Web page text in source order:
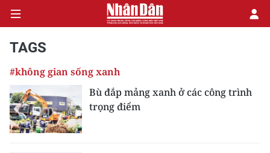
CHÍNH TRỊ
KINH TẾ
TAGS
#không gian sống xanh
Bù đắp mảng xanh ở các công trình
trọng điểm